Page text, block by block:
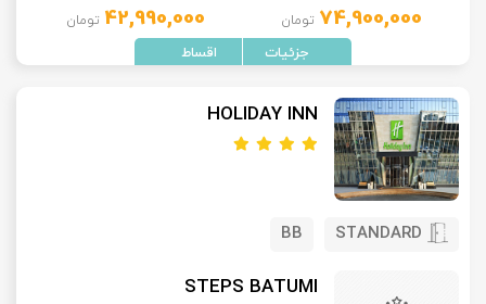
74,900,000 تومان 42,990,000 تومان
HOLIDAY INN
STANDARD
BB
STEPS BATUMI